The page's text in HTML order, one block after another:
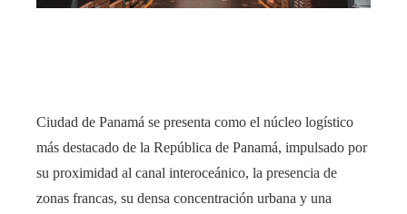
Ciudad de Panamá se presenta como el núcleo logístico
más destacado de la República de Panamá, impulsado por
su proximidad al canal interoceánico, la presencia de
zonas francas, su densa concentración urbana y una